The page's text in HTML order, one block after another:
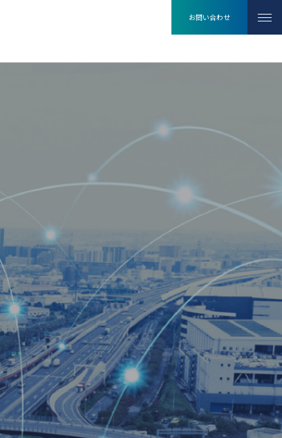
お問い合わせ